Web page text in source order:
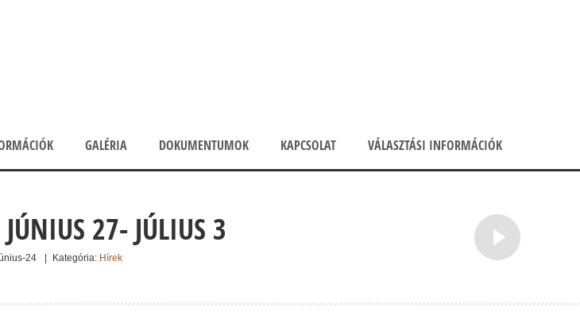
GALÉRIA DOKUMENTUMOK KAPCSOLAT VÁLASZTÁSI INFORMÁCIÓK
27- JÚLIUS 3
24 Kategória: Hírek